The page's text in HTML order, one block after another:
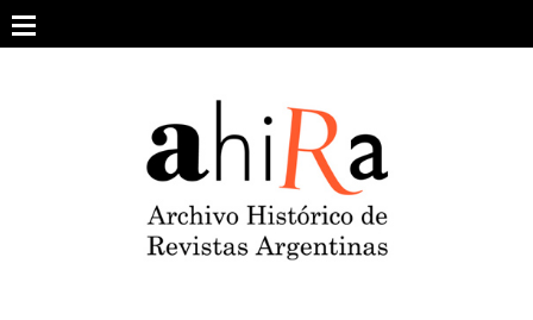
content
ARCHIVO DE REVISTAS
ESTUDIOS CRÍTICOS